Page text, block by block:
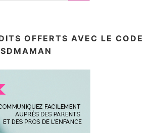
OFFERTS AVEC LE CODE